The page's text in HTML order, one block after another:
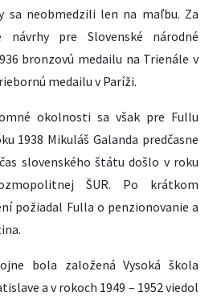
sa neobmedzili len na maľbu. Za
návrhy pre Slovenské národné
bronzovú medailu na Trienále v
medailu v Paríži.
okolnosti sa však pre Fullu
1938 Mikuláš Galanda predčasne
slovenského štátu došlo v roku
ŠUR. Po krátkom
požiadal Fulla o penzionovanie a
bola založená Vysoká škola
a v rokoch 1949 – 1952 viedol